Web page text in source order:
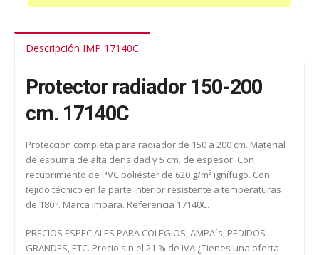
Descripción IMP 17140C
Protector radiador 150-200
cm. 17140C
Protección completa para radiador de 150 a 200 cm. Material
de espuma de alta densidad y 5 cm. de espesor. Con
recubrimiento de PVC poliéster de 620 g/m² ignífugo. Con
tejido técnico en la parte interior resistente a temperaturas
de 180?. Marca Impara. Referencia 17140C.
PRECIOS ESPECIALES PARA COLEGIOS, AMPA´s, PEDIDOS
GRANDES, ETC. Precio sin el 21 % de IVA ¿Tienes una oferta